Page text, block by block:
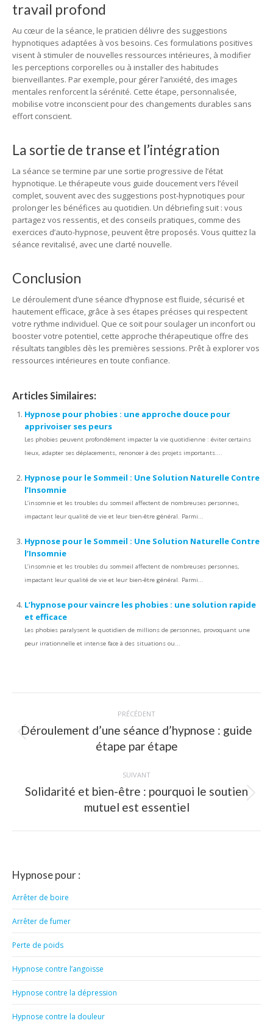
travail profond
Au cœur de la séance, le praticien délivre des suggestions
hypnotiques adaptées à vos besoins. Ces formulations positives
visent à stimuler de nouvelles ressources intérieures, à modifier
les perceptions corporelles ou à installer des habitudes
bienveillantes. Par exemple, pour gérer l’anxiété, des images
mentales renforcent la sérénité. Cette étape, personnalisée,
mobilise votre inconscient pour des changements durables sans
effort conscient.
La sortie de transe et l’intégration
La séance se termine par une sortie progressive de l’état
hypnotique. Le thérapeute vous guide doucement vers l’éveil
complet, souvent avec des suggestions post-hypnotiques pour
prolonger les bénéfices au quotidien. Un débriefing suit : vous
partagez vos ressentis, et des conseils pratiques, comme des
exercices d’auto-hypnose, peuvent être proposés. Vous quittez la
séance revitalisé, avec une clarté nouvelle.
Conclusion
Le déroulement d’une séance d’hypnose est fluide, sécurisé et
hautement efficace, grâce à ses étapes précises qui respectent
votre rythme individuel. Que ce soit pour soulager un inconfort ou
booster votre potentiel, cette approche thérapeutique offre des
résultats tangibles dès les premières sessions. Prêt à explorer vos
ressources intérieures en toute confiance.
Articles Similaires:
Hypnose pour phobies : une approche douce pour
apprivoiser ses peurs
Les phobies peuvent profondément impacter la vie quotidienne : éviter certains
lieux, adapter ses déplacements, renoncer à des projets importants....
Hypnose pour le Sommeil : Une Solution Naturelle Contre
l’Insomnie
L’insomnie et les troubles du sommeil affectent de nombreuses personnes,
impactant leur qualité de vie et leur bien-être général. Parmi...
Hypnose pour le Sommeil : Une Solution Naturelle Contre
l’Insomnie
L’insomnie et les troubles du sommeil affectent de nombreuses personnes,
impactant leur qualité de vie et leur bien-être général. Parmi...
L’hypnose pour vaincre les phobies : une solution rapide
et efficace
Les phobies paralysent le quotidien de millions de personnes, provoquant une
peur irrationnelle et intense face à des situations ou...
PRÉCÉDENT
Article
précédent
Déroulement d’une séance d’hypnose : guide
étape par étape
SUIVANT
Article
suivant
Solidarité et bien-être : pourquoi le soutien
mutuel est essentiel
Hypnose pour :
Arrêter de boire
Arrêter de fumer
Perte de poids
Hypnose contre l’angoisse
Hypnose contre la dépression
Hypnose contre la douleur